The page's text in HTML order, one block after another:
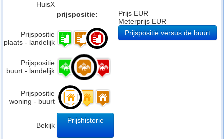
HuisX
prijspositie:
Prijspositie
plaats - landelijk
Prijspositie
buurt - landelijk
Prijspositie
woning - buurt
Bekijk
Prijshistorie
Prijs EUR
Meterprijs EUR
Prijspositie versus de buurt